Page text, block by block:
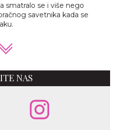
smatralo se i više nego
savetnika kada se
NAS